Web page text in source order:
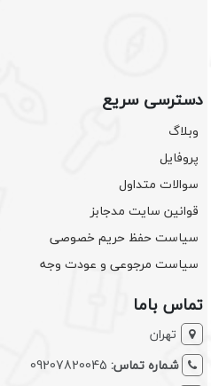
دسترسی سریع
وبلاگ
پروفایل
سوالات متداول
قوانین سایت مدجابز
سیاست حفظ حریم خصوصی
سیاست مرجوعی و عودت وجه
تماس باما
تهران
شماره تماس: 09207820045